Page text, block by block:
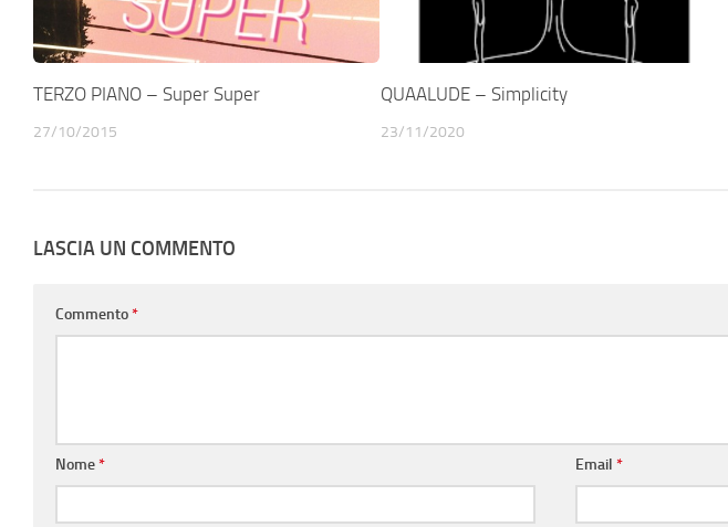
TERZO PIANO – Super Super
27/10/2015
QUAALUDE – Simplicity
23/11/2020
LASCIA UN COMMENTO
Commento*
Nome* Email*